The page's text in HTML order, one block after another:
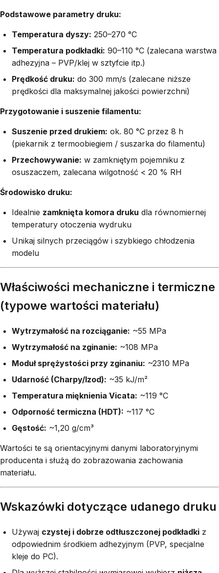
Podstawowe parametry druku:
Temperatura dyszy: 250–270 °C
Temperatura podkładki: 90–110 °C (zalecana warstwa
adhezyjna – PVP/klej w sztyfcie itp.)
Prędkość druku: do 300 mm/s (zalecane niższe
prędkości dla maksymalnej jakości powierzchni)
Przygotowanie i suszenie filamentu:
Suszenie przed drukiem: ok. 80 °C przez 8 h
(piekarnik z termoobiegiem / suszarka do filamentu)
Przechowywanie: w zamkniętym pojemniku z
osuszaczem, zalecana wilgotność < 20 % RH
Środowisko druku:
Idealnie zamknięta komora druku dla równomiernej
temperatury otoczenia wydruku
Unikaj silnych przeciągów i szybkiego chłodzenia
modelu
Właściwości mechaniczne i termiczne
(typowe wartości materiału)
Wytrzymałość na rozciąganie: ~55 MPa
Wytrzymałość na zginanie: ~108 MPa
Moduł sprężystości przy zginaniu: ~2310 MPa
Udarność (Charpy/Izod): ~35 kJ/m²
Temperatura mięknienia Vicata: ~119 °C
Odporność termiczna (HDT): ~117 °C
Gęstość: ~1,20 g/cm³
Wartości te są orientacyjnymi danymi laboratoryjnymi
producenta i służą do zobrazowania zachowania
materiału.
Wskazówki dotyczące udanego druku
Używaj czystej i dobrze odtłuszczonej podkładki z
odpowiednim środkiem adhezyjnym (PVP, specjalne
kleje do PC).